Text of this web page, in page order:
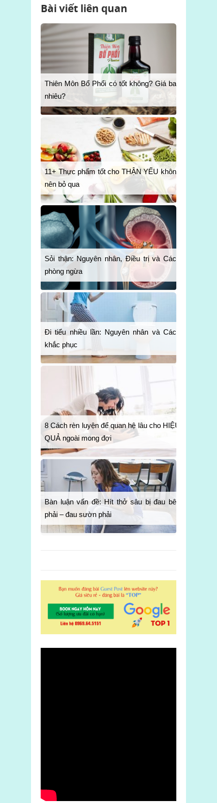
Bài viết liên quan
Thiên Môn Bổ Phổi có tốt không? Giá bao
nhiêu?
11+ Thực phẩm tốt cho THẬN YẾU không
nên bỏ qua
Sỏi thận: Nguyên nhân, Điều trị và Cách
phòng ngừa
Đi tiểu nhiều lần: Nguyên nhân và Cách
khắc phục
8 Cách rèn luyện để quan hệ lâu cho HIỆU
QUẢ ngoài mong đợi
Bàn luận vấn đề: Hít thở sâu bị đau bên
phải – đau sườn phải